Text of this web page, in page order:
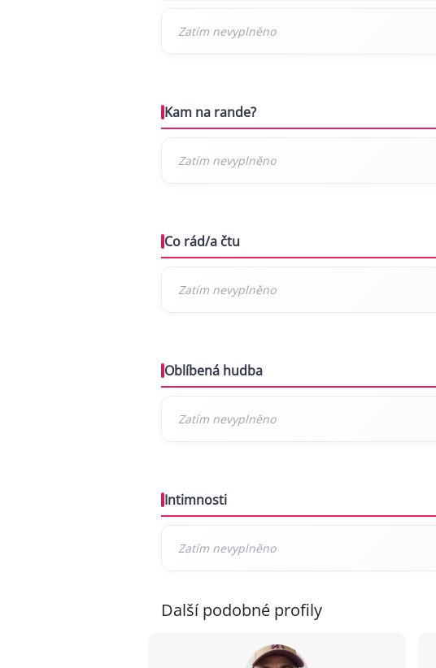
Kam na rande?
Co rád/a čtu
Oblíbená hudba
Intimnosti
Další podobné profily